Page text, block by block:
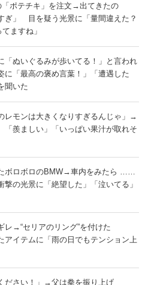
「ポテチキ」を注文→出てきたの
」 目を疑う光景に「量間違えた？
ますね」
「ぬいぐるみが歩いてる！」と言われ
「最高の褒め言葉！」「遭遇した
聞いた
レモンは大きくなりすぎるんじゃ」→
羨ましい」「いっぱい果汁が取れそ
ボロボロのBMW→車内をみたら ……
の光景に「絶望した」「泣いてる」
レ→“セリアのリング”を付けた
イテムに「雨の日でもテンション上
ださい！」→父は拳を振り上げ